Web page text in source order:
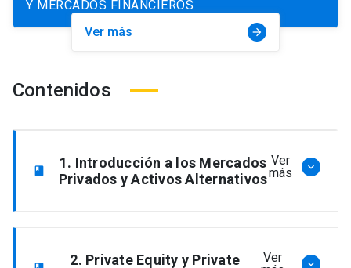
Y MERCADOS FINANCIEROS
Ver más
arrow_forward
Contenidos
book
1. Introducción a los Mercados
Privados y Activos Alternativos
Ver
más
keyboard_arrow_down
Introducción y visión general.
2. Private Equity y Private
Ver
keyboard_arrow_down